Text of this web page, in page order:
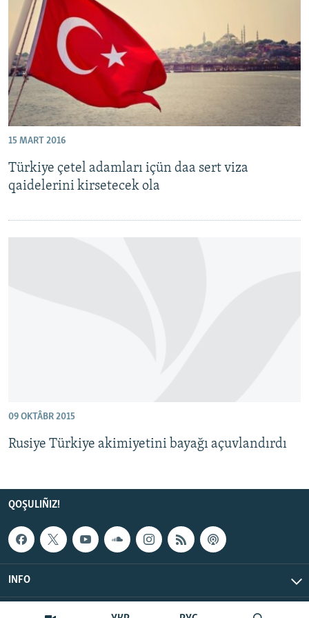
Русский
Українською
QOŞULIÑIZ!
15 MART 2016
Türkiye çetel adamları içün daa sert viza
qaidelerini kirsetecek ola
09 OKTÂBR 2015
Rusiye Türkiye akimiyetini bayağı açuvlandırdı
QOŞULIÑIZ!
INFO